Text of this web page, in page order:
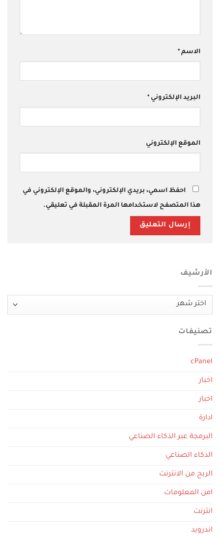
الاسم *
البريد الإلكتروني *
الموقع الإلكتروني
احفظ اسمي، بريدي الإلكتروني، والموقع الإلكتروني في
هذا المتصفح لاستخدامها المرة المقبلة في تعليقي.
الأرشيف
الأرشيف
تصنيفات
cPanel
اخبار
اخبار
ادارة
البرمجة عبر الذكاء الصناعي
الذكاء الصناعي
الربح من الانترنت
امن المعلومات
انترنت
اندرويد